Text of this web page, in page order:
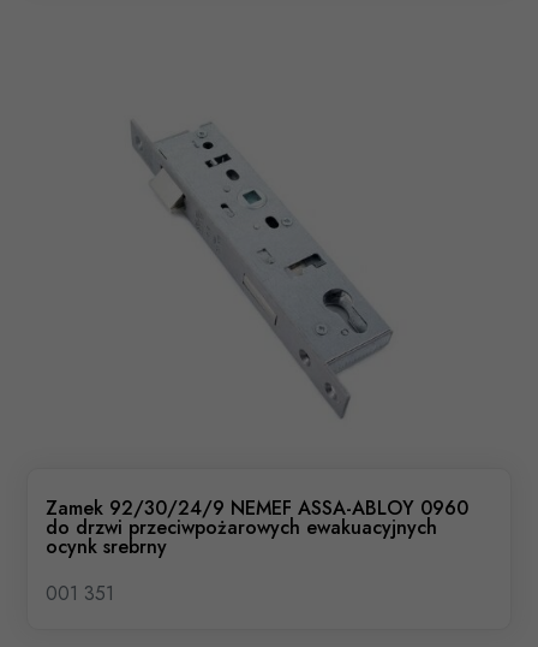
Zamek 92/30/24/9 NEMEF ASSA-ABLOY 0960
do drzwi przeciwpożarowych ewakuacyjnych
ocynk srebrny
001 351